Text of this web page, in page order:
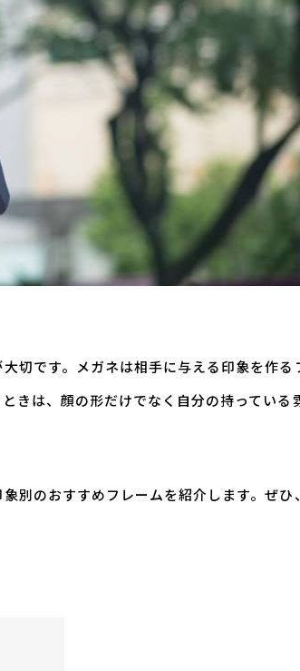
切です。メガネは相手に与える印象を作る
きは、顔の形だけでなく自分の持っている
別のおすすめフレームを紹介します。ぜひ